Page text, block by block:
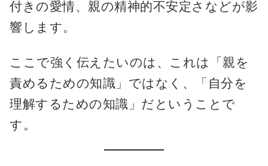
付きの愛情、親の精神的不安定さなどが影
響します。
ここで強く伝えたいのは、これは「親を
責めるための知識」ではなく、「自分を
理解するための知識」だということで
す。